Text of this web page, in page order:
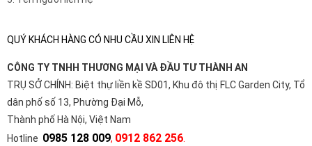
QUÝ KHÁCH HÀNG CÓ NHU CẦU XIN LIÊN HỆ
CÔNG TY TNHH THƯƠNG MẠI VÀ ĐẦU TƯ THÀNH AN
TRỤ SỞ CHÍNH: Biệt thự liền kề SD01, Khu đô thị FLC Garden City, Tổ
dân phố số 13, Phường Đại Mỗ,
Thành phố Hà Nội, Việt Nam
Hotline 0985 128 009, 0912 862 256.